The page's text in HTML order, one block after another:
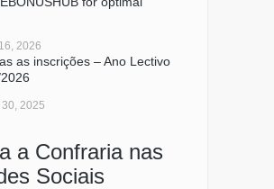
2026
as inscrições – Ano Lectivo
2025
a Confraria nas
Sociais